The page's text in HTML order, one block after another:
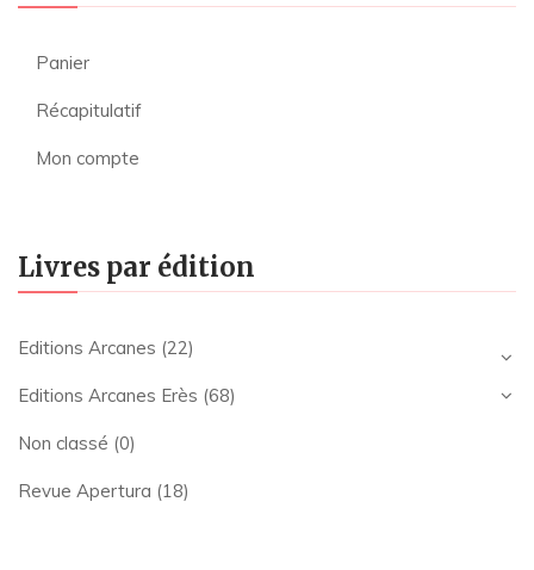
Panier
Récapitulatif
Mon compte
Livres par édition
Editions Arcanes (22)
Editions Arcanes Erès (68)
Non classé (0)
Revue Apertura (18)